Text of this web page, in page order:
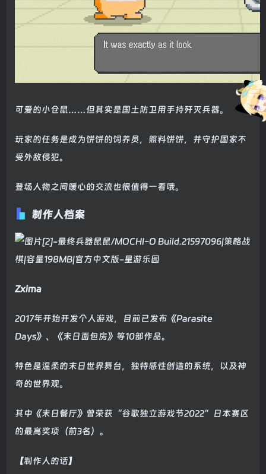
可爱的小仓鼠……但其实是国土防卫用手持歼灭兵器。
玩家的任务是成为饼饼的饲养员，照料饼饼，并守护国家不
受外敌侵犯。
登场人物之间暖心的交流也很值得一看哦。
制作人档案
Zxima
2017年开始开发个人游戏，目前已发布《Parasite
Days》、《末日面包房》等10部作品。
特色是温柔的末日世界舞台，独特感性创造的系统，以及神
奇的世界观。
其中《末日餐厅》曾荣获“谷歌独立游戏节2022”日本赛区
的最高奖项（前3名）。
【制作人的话】